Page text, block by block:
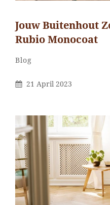
Jouw Buitenhout
Rubio Monocoat
Categorieën
Blog
Gepubliceerd
21 April 2023